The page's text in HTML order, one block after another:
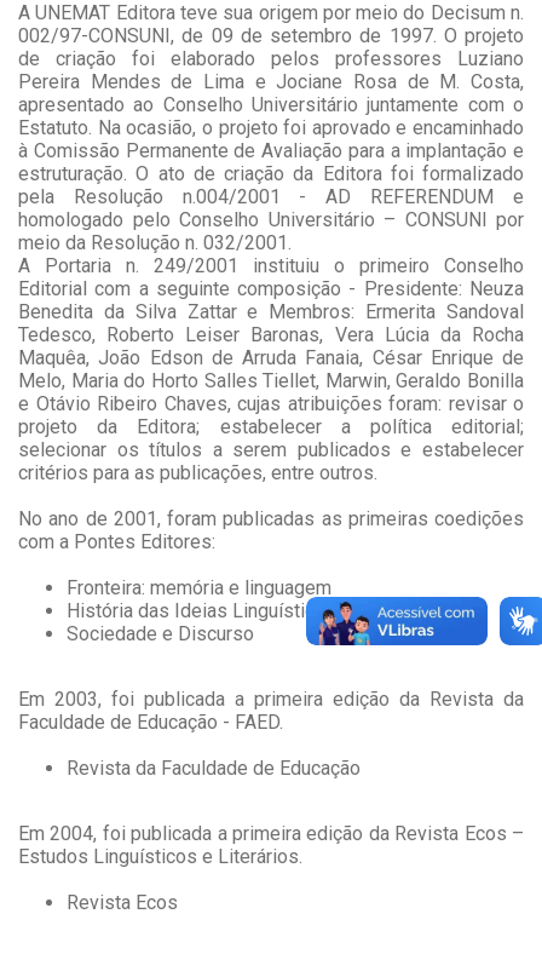
A UNEMAT Editora teve sua origem por meio do Decisum n.
002/97-CONSUNI, de 09 de setembro de 1997. O projeto
de criação foi elaborado pelos professores Luziano
Pereira Mendes de Lima e Jociane Rosa de M. Costa,
apresentado ao Conselho Universitário juntamente com o
Estatuto. Na ocasião, o projeto foi aprovado e encaminhado
à Comissão Permanente de Avaliação para a implantação e
estruturação. O ato de criação da Editora foi formalizado
pela Resolução n.004/2001 - AD REFERENDUM e
homologado pelo Conselho Universitário – CONSUNI por
meio da Resolução n. 032/2001.
A Portaria n. 249/2001 instituiu o primeiro Conselho
Editorial com a seguinte composição - Presidente: Neuza
Benedita da Silva Zattar e Membros: Ermerita Sandoval
Tedesco, Roberto Leiser Baronas, Vera Lúcia da Rocha
Maquêa, João Edson de Arruda Fanaia, César Enrique de
Melo, Maria do Horto Salles Tiellet, Marwin, Geraldo Bonilla
e Otávio Ribeiro Chaves, cujas atribuições foram: revisar o
projeto da Editora; estabelecer a política editorial;
selecionar os títulos a serem publicados e estabelecer
critérios para as publicações, entre outros.
No ano de 2001, foram publicadas as primeiras coedições
com a Pontes Editores:
Fronteira: memória e linguagem
História das Ideias Linguísticas
Sociedade e Discurso
Em 2003, foi publicada a primeira edição da Revista da
Faculdade de Educação - FAED.
Revista da Faculdade de Educação
Em 2004, foi publicada a primeira edição da Revista Ecos –
Estudos Linguísticos e Literários.
Revista Ecos